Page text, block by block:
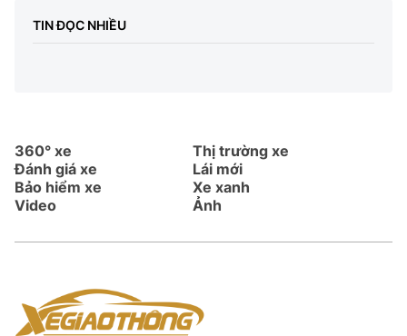
TIN ĐỌC NHIỀU
360° xe
Thị trường xe
Đánh giá xe
Lái mới
Bảo hiểm xe
Xe xanh
Video
Ảnh